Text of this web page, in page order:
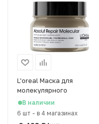
L'oreal Маска для
молекулярного
восстановления волос
A.R. Molecular, 250 мл
В наличии
6 шт - в 4 магазинах